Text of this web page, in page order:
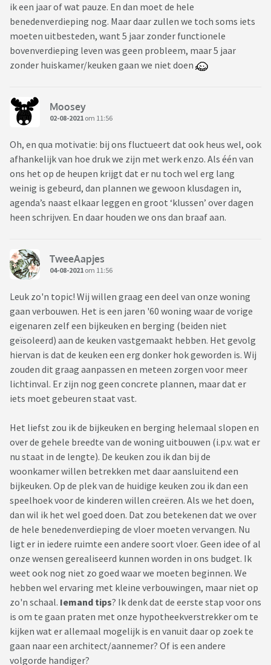
ik een jaar of wat pauze. En dan moet de hele
benedenverdieping nog. Maar daar zullen we toch soms iets
moeten uitbesteden, want 5 jaar zonder functionele
bovenverdieping leven was geen probleem, maar 5 jaar
zonder huiskamer/keuken gaan we niet doen
Moosey
02-08-2021 om 11:56
Oh, en qua motivatie: bij ons fluctueert dat ook heus wel, ook
afhankelijk van hoe druk we zijn met werk enzo. Als één van
ons het op de heupen krijgt dat er nu toch wel erg lang
weinig is gebeurd, dan plannen we gewoon klusdagen in,
agenda’s naast elkaar leggen en groot ‘klussen’ over dagen
heen schrijven. En daar houden we ons dan braaf aan.
TweeAapjes
04-08-2021 om 11:56
Leuk zo'n topic! Wij willen graag een deel van onze woning
gaan verbouwen. Het is een jaren '60 woning waar de vorige
eigenaren zelf een bijkeuken en berging (beiden niet
geïsoleerd) aan de keuken vastgemaakt hebben. Het gevolg
hiervan is dat de keuken een erg donker hok geworden is. Wij
zouden dit graag aanpassen en meteen zorgen voor meer
lichtinval. Er zijn nog geen concrete plannen, maar dat er
iets moet gebeuren staat vast.
Het liefst zou ik de bijkeuken en berging helemaal slopen en
over de gehele breedte van de woning uitbouwen (i.p.v. wat er
nu staat in de lengte). De keuken zou ik dan bij de
woonkamer willen betrekken met daar aansluitend een
bijkeuken. Op de plek van de huidige keuken zou ik dan een
speelhoek voor de kinderen willen creëren. Als we het doen,
dan wil ik het wel goed doen. Dat zou betekenen dat we over
de hele benedenverdieping de vloer moeten vervangen. Nu
ligt er in iedere ruimte een andere soort vloer. Geen idee of al
onze wensen gerealiseerd kunnen worden in ons budget. Ik
weet ook nog niet zo goed waar we moeten beginnen. We
hebben wel ervaring met kleine verbouwingen, maar niet op
zo'n schaal. Iemand tips? Ik denk dat de eerste stap voor ons
is om te gaan praten met onze hypotheekverstrekker om te
kijken wat er allemaal mogelijk is en vanuit daar op zoek te
gaan naar een architect/aannemer? Of is een andere
volgorde handiger?